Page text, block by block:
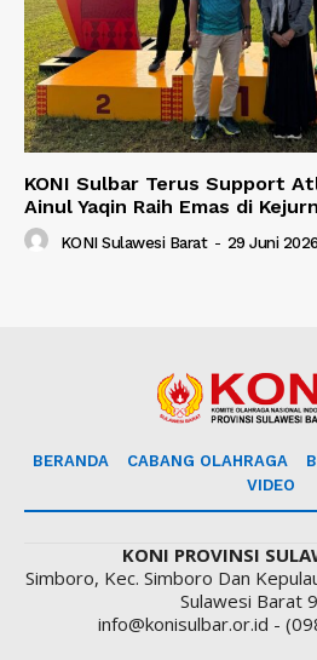
KONI Sulbar Terus Support
Ainul Yaqin Raih Emas di
KONI Sulawesi Barat - 29 Juni 2026
BERANDA CABANG OLAHRAGA
VIDEO
KONI PROVINSI
Simboro, Kec. Simboro Dan
Sulawesi Barat
info@konisulbar.or.id -